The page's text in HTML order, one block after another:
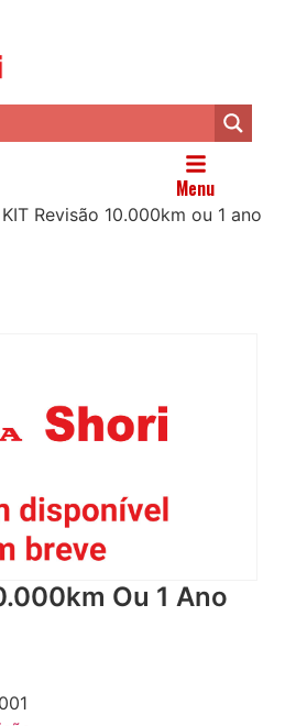
Menu
Revisão 10.000km ou 1 ano
Ou 1 Ano